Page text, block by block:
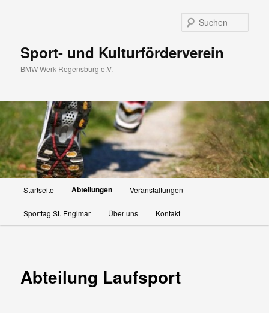
Sport- und Kulturförderverein
BMW Werk Regensburg e.V.
Startseite Abteilungen Veranstaltungen
Sporttag St. Englmar Über uns Kontakt
Abteilung Laufsport